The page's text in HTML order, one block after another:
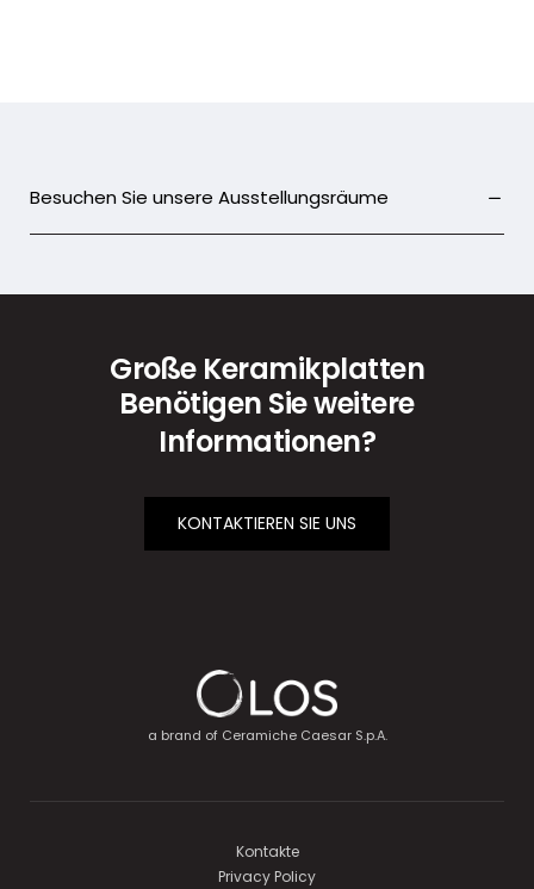
Besuchen Sie unsere Ausstellungsräume
Große Keramikplatten
Benötigen Sie weitere
Informationen?
KONTAKTIEREN SIE UNS
a brand of Ceramiche Caesar S.p.A.
Kontakte
Privacy Policy